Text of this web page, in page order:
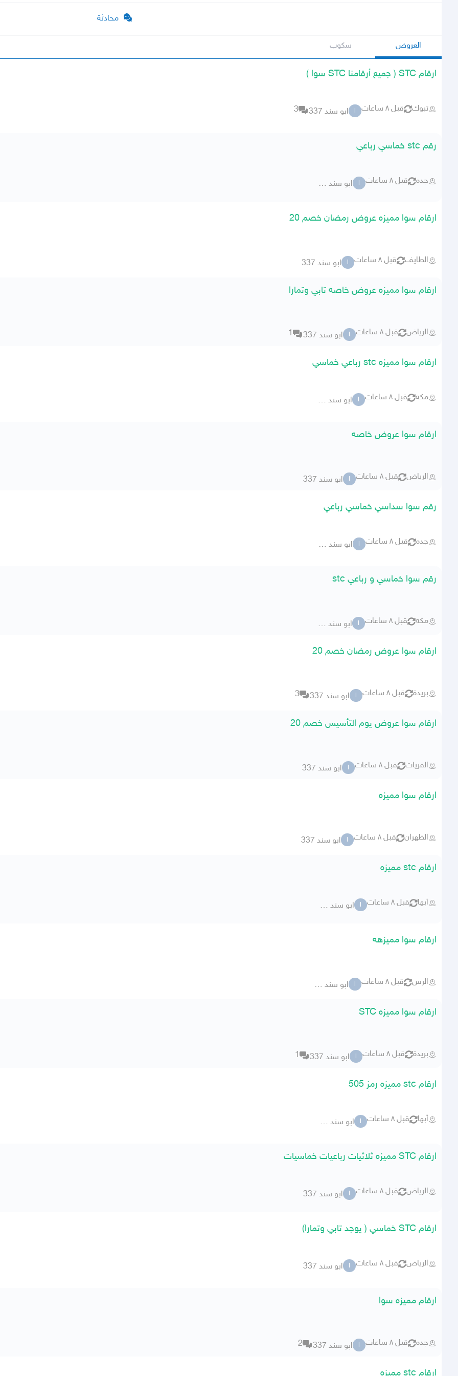
محادثة
العروض سكوب
ارقام STC ( جميع أرقامنا STC سوا )
تبوك قبل ٨ ساعات ا ابو سند 337 3
رقم stc خماسي رباعي
جده قبل ٨ ساعات ا ابو سند 337
ارقام سوا مميزه عروض رمضان خصم 20
الطايف قبل ٨ ساعات ا ابو سند 337
ارقام سوا مميزه عروض خاصه تابي وتمارا
الرياض قبل ٨ ساعات ا ابو سند 337 1
ارقام سوا مميزه stc رباعي خماسي
مكه قبل ٨ ساعات ا ابو سند 337
ارقام سوا عروض خاصه
الرياض قبل ٨ ساعات ا ابو سند 337
رقم سوا سداسي خماسي رباعي
جده قبل ٨ ساعات ا ابو سند 337
رقم سوا خماسي و رباعي stc
مكه قبل ٨ ساعات ا ابو سند 337
ارقام سوا عروض رمضان خصم 20
بريدة قبل ٨ ساعات ا ابو سند 337 3
ارقام سوا عروض يوم التأسيس خصم 20
القريات قبل ٨ ساعات ا ابو سند 337
ارقام سوا مميزه
الظهران قبل ٨ ساعات ا ابو سند 337
ارقام stc مميزه
أبها قبل ٨ ساعات ا ابو سند 337
ارقام سوا مميزهه
الرس قبل ٨ ساعات ا ابو سند 337
ارقام سوا مميزه STC
بريدة قبل ٨ ساعات ا ابو سند 337 1
ارقام stc مميزه رمز 505
أبها قبل ٨ ساعات ا ابو سند 337
ارقام STC مميزه ثلاثيات رباعيات خماسيات
الرياض قبل ٨ ساعات ا ابو سند 337
ارقام STC خماسي ( يوجد تابي وتمارا)
الرياض قبل ٨ ساعات ا ابو سند 337
ارقام مميزه سوا
جده قبل ٨ ساعات ا ابو سند 337 2
ارقام stc مميزه